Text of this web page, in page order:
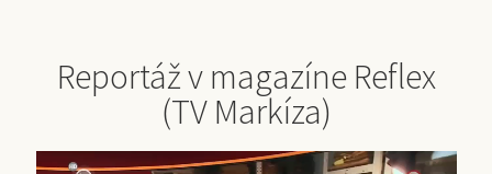
Reportáž v magazíne Reflex
(TV Markíza)